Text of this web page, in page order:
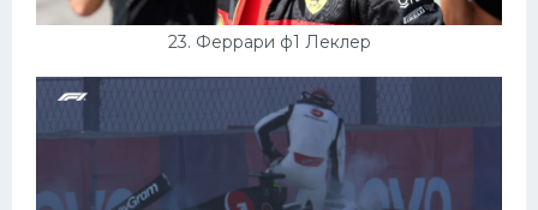
23. Феррари ф1 Леклер